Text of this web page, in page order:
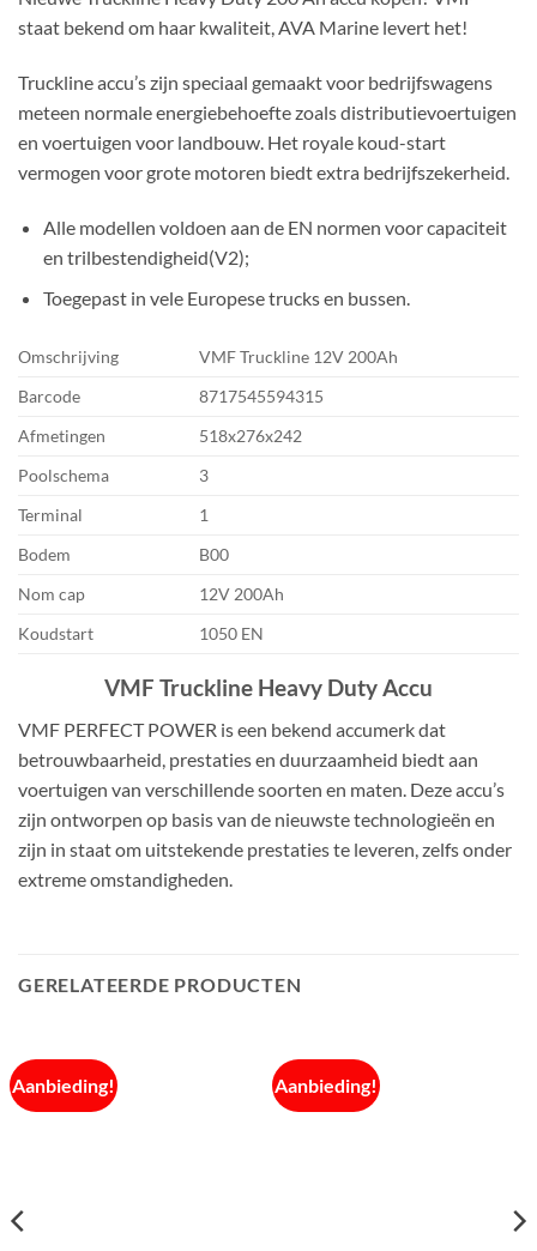
staat bekend om haar kwaliteit, AVA Marine levert het!
Truckline accu’s zijn speciaal gemaakt voor bedrijfswagens
meteen normale energiebehoefte zoals distributievoertuigen
en voertuigen voor landbouw. Het royale koud-start
vermogen voor grote motoren biedt extra bedrijfszekerheid.
Alle modellen voldoen aan de EN normen voor capaciteit
en trilbestendigheid(V2);
Toegepast in vele Europese trucks en bussen.
Omschrijving
VMF Truckline 12V 200Ah
Barcode
8717545594315
Afmetingen
518x276x242
Poolschema
3
Terminal
1
Bodem
B00
Nom cap
12V 200Ah
Koudstart
1050 EN
VMF Truckline Heavy Duty Accu
VMF PERFECT POWER is een bekend accumerk dat
betrouwbaarheid, prestaties en duurzaamheid biedt aan
voertuigen van verschillende soorten en maten. Deze accu’s
zijn ontworpen op basis van de nieuwste technologieën en
zijn in staat om uitstekende prestaties te leveren, zelfs onder
extreme omstandigheden.
GERELATEERDE PRODUCTEN
Aanbieding! Aanbieding!